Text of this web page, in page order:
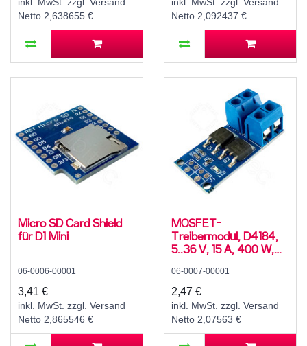
Netto 2,638655 €
Netto 2,092437 €
Micro SD Card Shield
für D1 Mini
06-0006-00001
3,41 €
inkl. MwSt. zzgl. Versand
Netto 2,865546 €
MOSFET-
Treibermodul, D4184,
5..36 V, 15 A, 400 W,
-40..85 °C
06-0007-00001
2,47 €
inkl. MwSt. zzgl. Versand
Netto 2,07563 €